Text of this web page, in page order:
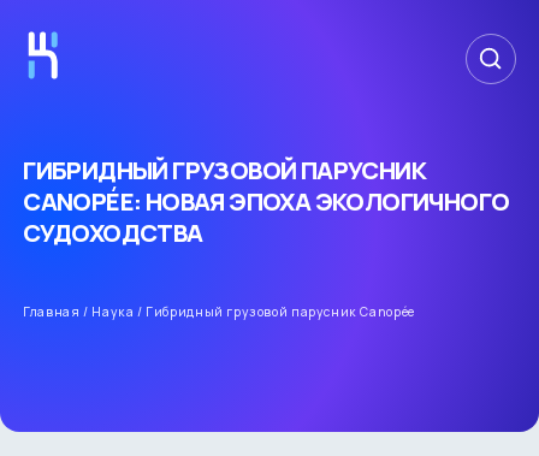
ГИБРИДНЫЙ ГРУЗОВОЙ ПАРУСНИК
CANOPÉE: НОВАЯ ЭПОХА ЭКОЛОГИЧНОГО
СУДОХОДСТВА
Главная / Наука / Гибридный грузовой парусник Canopée